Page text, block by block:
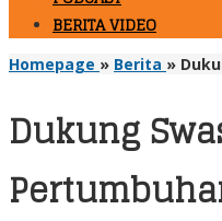
BERITA VIDEO
Homepage » Berita »
Dukung